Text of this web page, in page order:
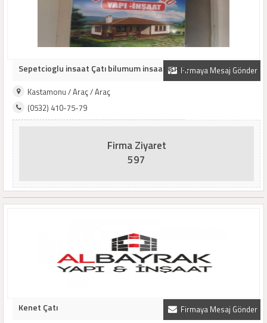
Firmaya Mesaj Gönder
Sepetcioglu insaat Çatı bilumum insaat işleri..
Kastamonu / Araç / Araç
(0532) 410-75-79
Firma Ziyaret
597
Firmaya Mesaj Gönder
Kenet Çatı